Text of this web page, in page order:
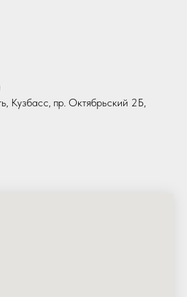
Кузбасс, пр. Октябрьский 2Б,